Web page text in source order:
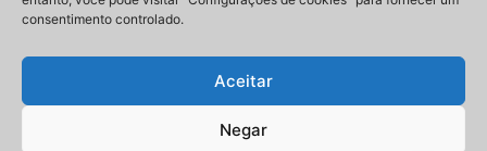
consentimento controlado.
Aceitar
Negar